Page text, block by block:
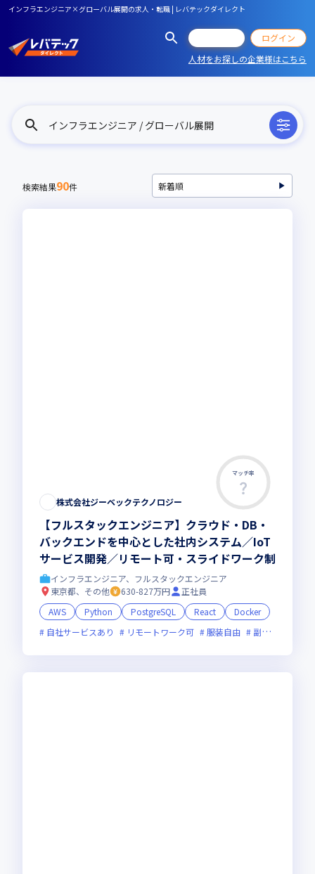
インフラエンジニア×グローバル展開の求人・転職 | レバテックダイレクト
ログイン
人材をお探しの企業様はこちら
インフラエンジニア / グローバル展開
検索結果90件
マッチ率
株式会社ジーベックテクノロジー
【フルスタックエンジニア】クラウド・DB・
バックエンドを中心とした社内システム／IoT
サービス開発／リモート可・スライドワーク制
インフラエンジニア、フルスタックエンジニア
東京都、その他
630-827万円
正社員
AWS
Python PostgreSQL React
Docker
自社サービスあり
リモートワーク可 服装自由 副業可